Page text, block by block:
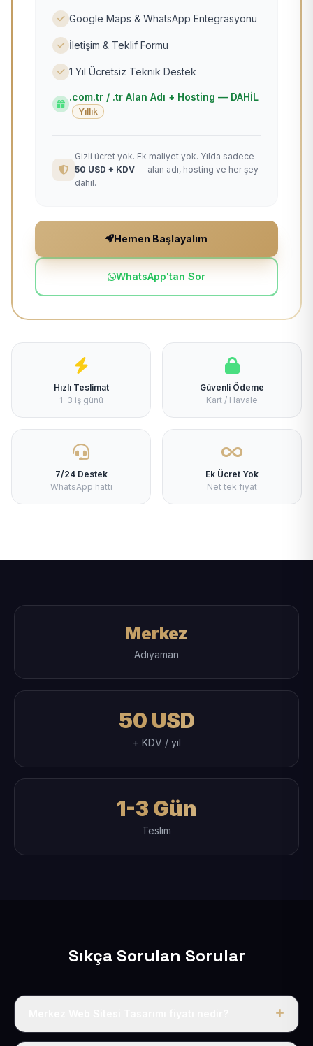
Google Maps & WhatsApp Entegrasyonu
İletişim & Teklif Formu
1 Yıl Ücretsiz Teknik Destek
.com.tr / .tr Alan Adı + Hosting — DAHİL
Yıllık
Gizli ücret yok. Ek maliyet yok. Yılda sadece
50 USD + KDV — alan adı, hosting ve her şey
dahil.
Hemen Başlayalım
WhatsApp'tan Sor
Hızlı Teslimat
1-3 iş günü
Güvenli Ödeme
Kart / Havale
7/24 Destek
WhatsApp hattı
Ek Ücret Yok
Net tek fiyat
Merkez
Adıyaman
50 USD
+ KDV / yıl
1-3 Gün
Teslim
Sıkça Sorulan Sorular
Tek fiyat uygulanır: yıllık 50 USD + KDV. Bu bedele alan